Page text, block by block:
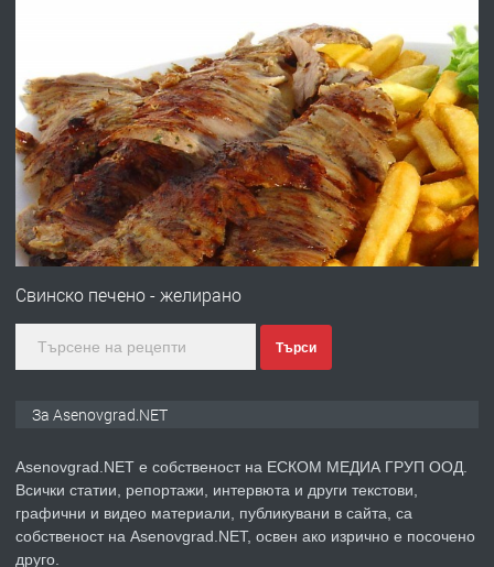
преди 10 месеца
ПРЕДЛАГА
Професионална броячна машина -
със сертификат от ЕЦБ
преди 1 година
ПРЕДЛАГА
Професионална зеленчукорезачка
преди 2 години
ПРЕДЛАГА
Давам индивидуалани уроци по
Свинско печено - желирано
Търси
За Asenovgrad.NET
Asenovgrad.NET е собственост на ЕСКОМ МЕДИА ГРУП ООД.
Всички статии, репортажи, интервюта и други текстови,
графични и видео материали, публикувани в сайта, са
собственост на Asenovgrad.NET, освен ако изрично е посочено
друго.